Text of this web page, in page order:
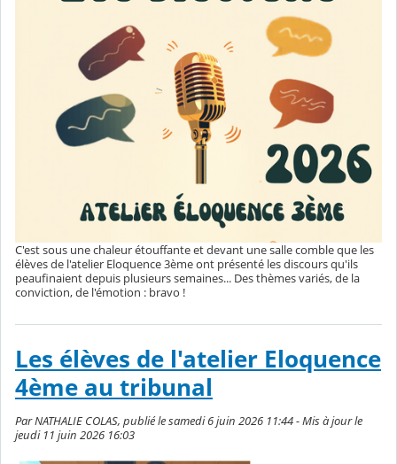
C'est sous une chaleur étouffante et devant une salle comble que les
élèves de l'atelier Eloquence 3ème ont présenté les discours qu'ils
peaufinaient depuis plusieurs semaines... Des thèmes variés, de la
conviction, de l'émotion : bravo !
Les élèves de l'atelier Eloquence
4ème au tribunal
Par NATHALIE COLAS, publié le samedi 6 juin 2026 11:44 - Mis à jour le
jeudi 11 juin 2026 16:03